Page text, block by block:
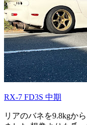
RX-7 FD3S 中期
リアのバネを9.8kgか